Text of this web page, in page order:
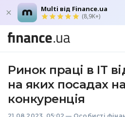
Multi від Finance.ua
(8,9K+)
Ринок праці в IT
на яких посадах
конкуренція